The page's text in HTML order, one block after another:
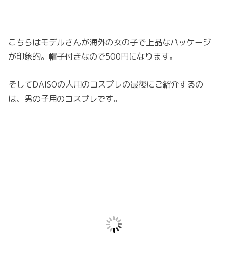
こちらはモデルさんが海外の女の子で上品なパッケージ
が印象的。帽子付きなので500円になります。
そしてDAISOの人用のコスプレの最後にご紹介するの
は、男の子用のコスプレです。